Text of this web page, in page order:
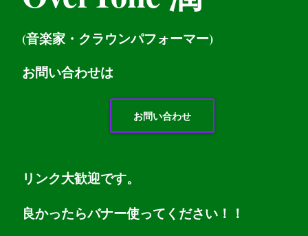
(音楽家・クラウンパフォーマー)
お問い合わせは
お問い合わせ
リンク大歓迎です。
良かったらバナー使ってください！！